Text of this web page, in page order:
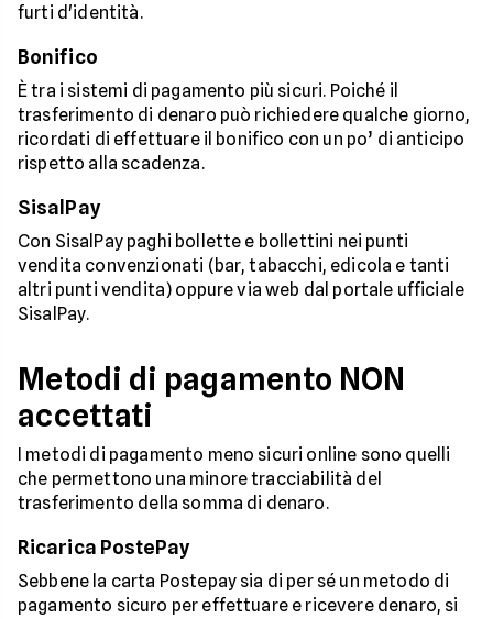
furti d'identità.
Bonifico
È tra i sistemi di pagamento più sicuri. Poiché il
trasferimento di denaro può richiedere qualche giorno,
ricordati di effettuare il bonifico con un po’ di anticipo
rispetto alla scadenza.
SisalPay
Con SisalPay paghi bollette e bollettini nei punti
vendita convenzionati (bar, tabacchi, edicola e tanti
altri punti vendita) oppure via web dal portale ufficiale
SisalPay.
Metodi di pagamento NON
accettati
I metodi di pagamento meno sicuri online sono quelli
che permettono una minore tracciabilità del
trasferimento della somma di denaro.
Ricarica PostePay
Sebbene la carta Postepay sia di per sé un metodo di
pagamento sicuro per effettuare e ricevere denaro, si